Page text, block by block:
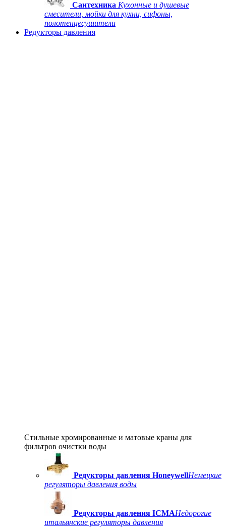
Сантехника Кухонные и душевые
смесители, мойки для кухни, сифоны,
полотенцесушители
Редукторы давления
Стильные хромированные и матовые краны для
фильтров очистки воды
Редукторы давления HoneywellНемецкие
регуляторы давления воды
Редукторы давления ICMAНедорогие
итальянские регуляторы давления